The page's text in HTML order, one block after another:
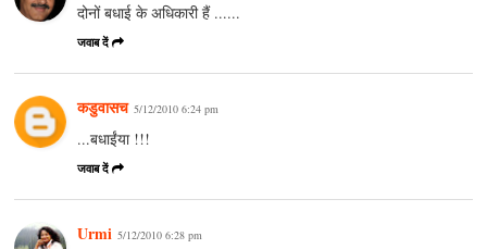
दोनों बधाई के अधिकारी हैं ......
जवाब दें
कडुवासच 5/12/2010 6:24 pm
...बधाईंया !!!
जवाब दें
Urmi 5/12/2010 6:28 pm